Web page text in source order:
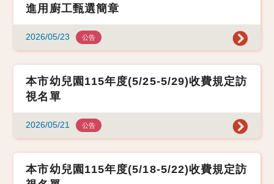
進用廚工甄選簡章
2026/05/23 公告
本市幼兒園115年度(5/25-5/29)收費規定訪
視名單
2026/05/21 公告
本市幼兒園115年度(5/18-5/22)收費規定訪